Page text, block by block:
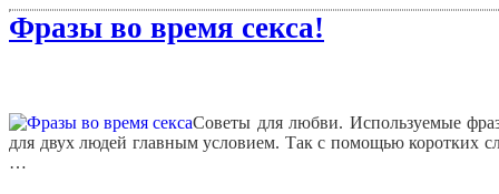
Фразы во время секса!
Советы для любви. Используемые
для двух людей главным условием. Так с помощью коротких
…